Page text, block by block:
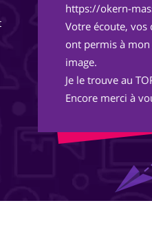
https://okern-
Votre écoute, vos
ont permis à
image.
Je le trouve au
Encore merci à